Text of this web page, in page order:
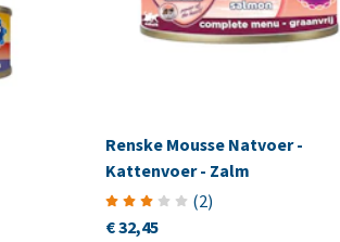
Renske Mousse Natvoer -
Kattenvoer - Zalm
(2)
€ 32,45